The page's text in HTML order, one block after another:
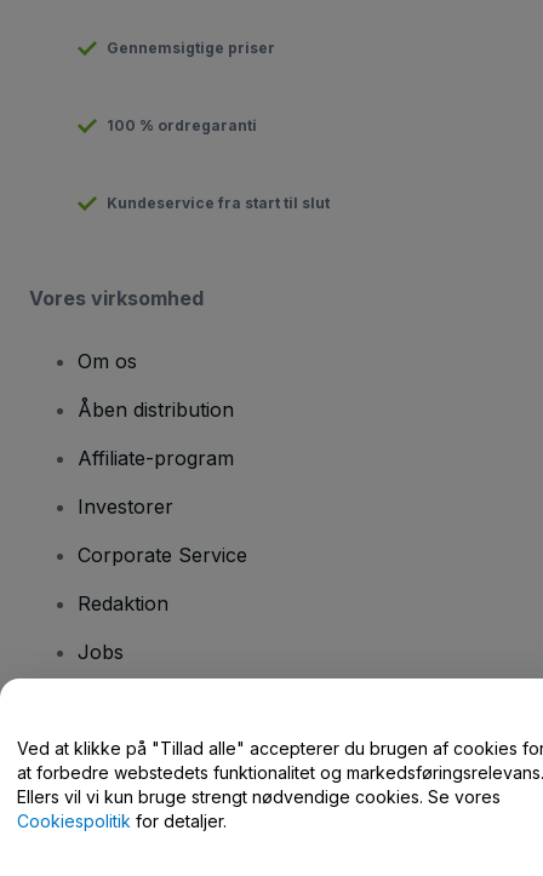
Gennemsigtige priser
100 % ordregaranti
Kundeservice fra start til slut
Vores virksomhed
Om os
Åben distribution
Affiliate-program
Investorer
Corporate Service
Redaktion
Jobs
Har du spørgsmål?
Hjælpecenter / Kontakt os
Ved at klikke på "Tillad alle" accepterer du brugen af cookies
at forbedre webstedets funktionalitet og markedsføringsrelevans.
Ellers vil vi kun bruge strengt nødvendige cookies. Se vores
Cookiespolitik for detaljer.